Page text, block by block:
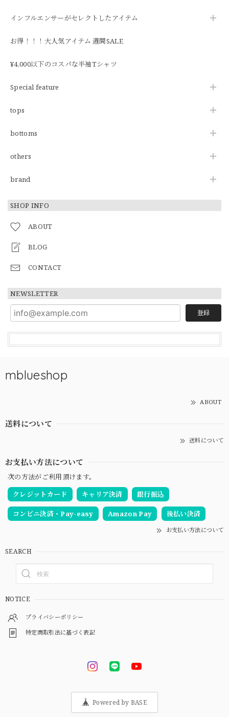
インフルエンサーがセレクトしたアイテム
お得！！！大人気アイテム 週間SALE
¥4,000以下のコスパな半袖Tシャツ
Special feature
tops
bottoms
others
brand
SHOP INFO
ABOUT
BLOG
CONTACT
NEWSLETTER
登録
mblueshop
ABOUT
送料について
送料について
お支払い方法について
次の方法がご利用頂けます。
クレジットカード
キャリア決済 銀行振込
コンビニ決済・Pay-easy Amazon Pay 後払い決済
お支払い方法について
SEARCH
NOTICE
プライバシーポリシー
特定商取引法に基づく表記
Powered by BASE